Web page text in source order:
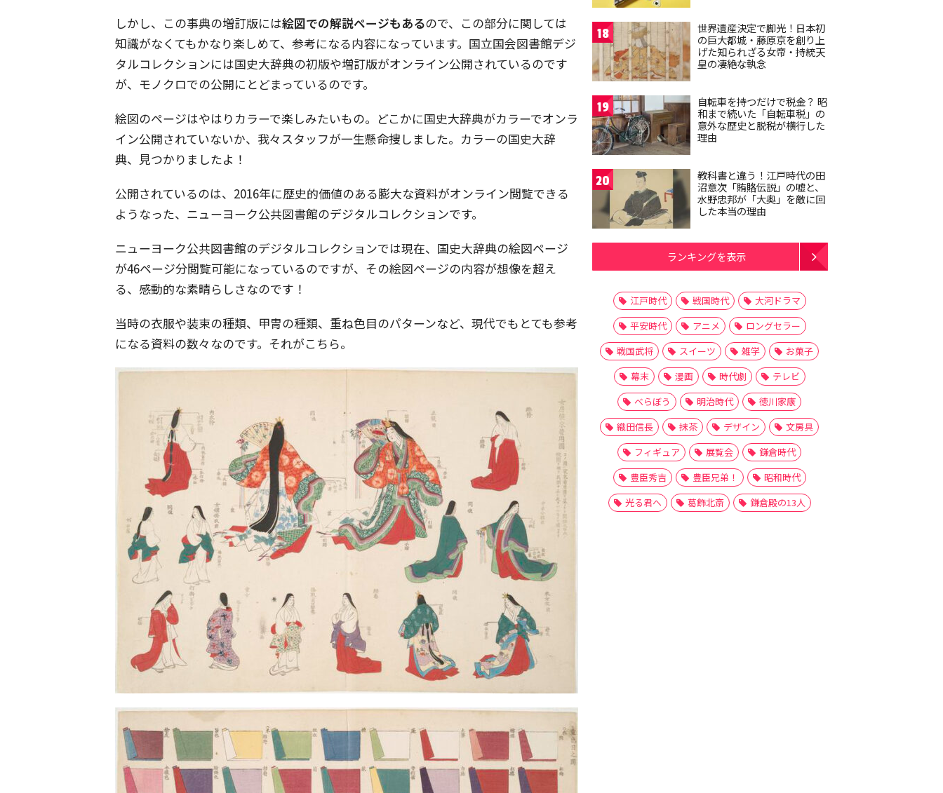
しかし、この事典の増訂版には絵図での解説ページもあるので、この部分に関しては
知識がなくてもかなり楽しめて、参考になる内容になっています。国立国会図書館デジ
タルコレクションには国史大辞典の初版や増訂版がオンライン公開されているのです
が、モノクロでの公開にとどまっているのです。
絵図のページはやはりカラーで楽しみたいもの。どこかに国史大辞典がカラーでオンラ
イン公開されていないか、我々スタッフが一生懸命捜しました。カラーの国史大辞
典、見つかりましたよ！
公開されているのは、2016年に歴史的価値のある膨大な資料がオンライン閲覧できる
ようなった、ニューヨーク公共図書館のデジタルコレクションです。
ニューヨーク公共図書館のデジタルコレクションでは現在、国史大辞典の絵図ページ
が46ページ分閲覧可能になっているのですが、その絵図ページの内容が想像を超え
る、感動的な素晴らしさなのです！
当時の衣服や装束の種類、甲冑の種類、重ね色目のパターンなど、現代でもとても参考
になる資料の数々なのです。それがこちら。
18
世界遺産決定で脚光！日本初
の巨大都城・藤原京を創り上
げた知られざる女帝・持統天
皇の凄絶な執念
19
自転車を持つだけで税金？ 昭
和まで続いた「自転車税」の
意外な歴史と脱税が横行した
理由
20
教科書と違う！江戸時代の田
沼意次「賄賂伝説」の嘘と、
水野忠邦が「大奥」を敵に回
した本当の理由
ランキングを表示
江戸時代 戦国時代
大河ドラマ
平安時代
アニメ
ロングセラー
戦国武将
スイーツ 雑学
お菓子
幕末
漫画 時代劇
テレビ
べらぼう
明治時代
徳川家康
織田信長
抹茶 デザイン
文房具
フィギュア
展覧会
鎌倉時代
豊臣秀吉
豊臣兄弟！
昭和時代
光る君へ
葛飾北斎 鎌倉殿の13人